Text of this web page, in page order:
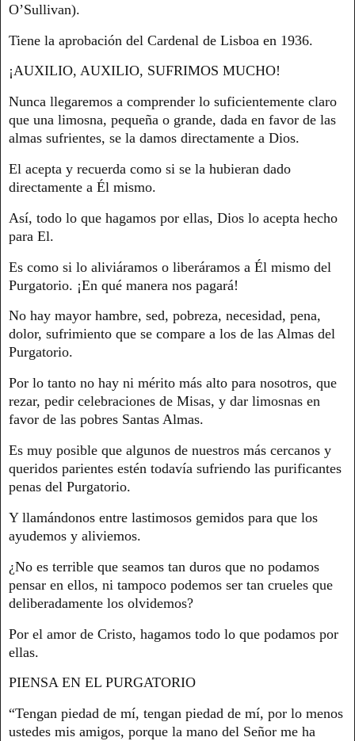
O’Sullivan).
Tiene la aprobación del Cardenal de Lisboa en 1936.
¡AUXILIO, AUXILIO, SUFRIMOS MUCHO!
Nunca llegaremos a comprender lo suficientemente claro
que una limosna, pequeña o grande, dada en favor de las
almas sufrientes, se la damos directamente a Dios.
El acepta y recuerda como si se la hubieran dado
directamente a Él mismo.
Así, todo lo que hagamos por ellas, Dios lo acepta hecho
para El.
Es como si lo aliviáramos o liberáramos a Él mismo del
Purgatorio. ¡En qué manera nos pagará!
No hay mayor hambre, sed, pobreza, necesidad, pena,
dolor, sufrimiento que se compare a los de las Almas del
Purgatorio.
Por lo tanto no hay ni mérito más alto para nosotros, que
rezar, pedir celebraciones de Misas, y dar limosnas en
favor de las pobres Santas Almas.
Es muy posible que algunos de nuestros más cercanos y
queridos parientes estén todavía sufriendo las purificantes
penas del Purgatorio.
Y llamándonos entre lastimosos gemidos para que los
ayudemos y aliviemos.
¿No es terrible que seamos tan duros que no podamos
pensar en ellos, ni tampoco podemos ser tan crueles que
deliberadamente los olvidemos?
Por el amor de Cristo, hagamos todo lo que podamos por
ellas.
PIENSA EN EL PURGATORIO
“Tengan piedad de mí, tengan piedad de mí, por lo menos
ustedes mis amigos, porque la mano del Señor me ha